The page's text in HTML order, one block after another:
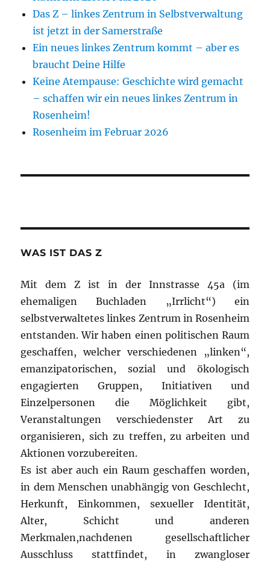
Das Z – linkes Zentrum in Selbstverwaltung
ist jetzt in der Samerstraße
Ein neues linkes Zentrum kommt – aber es
braucht Deine Hilfe
Keine Atempause: Geschichte wird gemacht
– schaffen wir ein neues linkes Zentrum in
Rosenheim!
Rosenheim im Februar 2026
WAS IST DAS Z
Mit dem Z ist in der Innstrasse 45a (im
ehemaligen Buchladen „Irrlicht“) ein
selbstverwaltetes linkes Zentrum in Rosenheim
entstanden. Wir haben einen politischen Raum
geschaffen, welcher verschiedenen „linken“,
emanzipatorischen, sozial und ökologisch
engagierten Gruppen, Initiativen und
Einzelpersonen die Möglichkeit gibt,
Veranstaltungen verschiedenster Art zu
organisieren, sich zu treffen, zu arbeiten und
Aktionen vorzubereiten.
Es ist aber auch ein Raum geschaffen worden,
in dem Menschen unabhängig von Geschlecht,
Herkunft, Einkommen, sexueller Identität,
Alter, Schicht und anderen
Merkmalen,nachdenen gesellschaftlicher
Ausschluss stattfindet, in zwangloser